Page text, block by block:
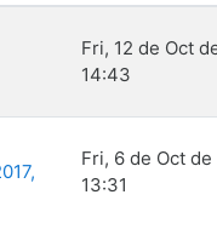
Fri, 12 de Oct
14:43
Fri, 6 de Oct de
13:31